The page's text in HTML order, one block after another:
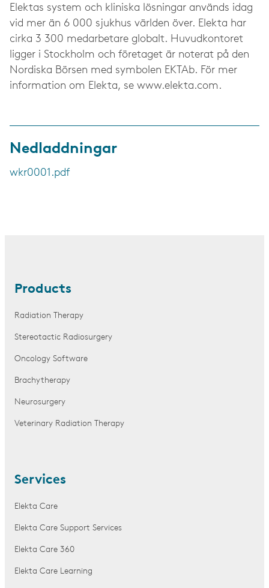
Elektas system och kliniska lösningar används idag
vid mer än 6 000 sjukhus världen över. Elekta har
cirka 3 300 medarbetare globalt. Huvudkontoret
ligger i Stockholm och företaget är noterat på den
Nordiska Börsen med symbolen EKTAb. För mer
information om Elekta, se www.elekta.com.
Nedladdningar
wkr0001.pdf
Products
Radiation Therapy
Stereotactic Radiosurgery
Oncology Software
Brachytherapy
Neurosurgery
Veterinary Radiation Therapy
Services
Elekta Care
Elekta Care Support Services
Elekta Care 360
Elekta Care Learning